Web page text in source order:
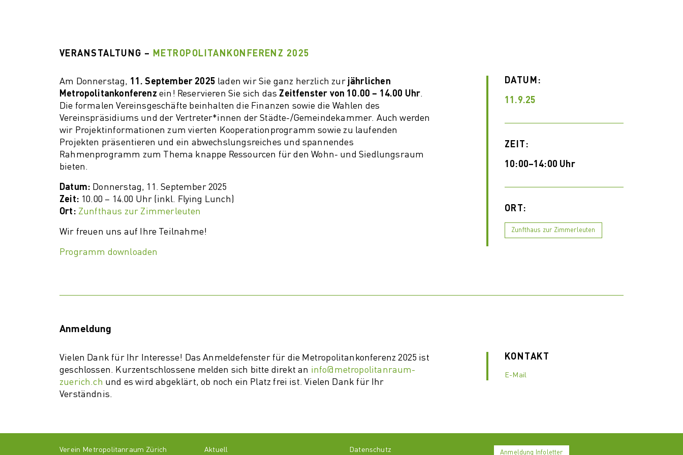
VERANSTALTUNG – METROPOLITANKONFERENZ 2025
Am Donnerstag, 11. September 2025 laden wir Sie ganz herzlich zur jährlichen
Metropolitankonferenz ein! Reservieren Sie sich das Zeitfenster von 10.00 – 14.00 Uhr.
Die formalen Vereinsgeschäfte beinhalten die Finanzen sowie die Wahlen des
Vereinspräsidiums und der Vertreter*innen der Städte-/Gemeindekammer. Auch werden
wir Projektinformationen zum vierten Kooperationprogramm sowie zu laufenden
Projekten präsentieren und ein abwechslungsreiches und spannendes
Rahmenprogramm zum Thema knappe Ressourcen für den Wohn- und Siedlungsraum
bieten.
Datum: Donnerstag, 11. September 2025
Zeit: 10.00 – 14.00 Uhr (inkl. Flying Lunch)
Ort: Zunfthaus zur Zimmerleuten
Wir freuen uns auf Ihre Teilnahme!
Programm downloaden
DATUM:
11.9.25
ZEIT:
10:00–14:00 Uhr
ORT:
Zunfthaus zur Zimmerleuten
Anmeldung
Vielen Dank für Ihr Interesse! Das Anmeldefenster für die Metropolitankonferenz 2025 ist
geschlossen. Kurzentschlossene melden sich bitte direkt an info@metropolitanraum-
zuerich.ch und es wird abgeklärt, ob noch ein Platz frei ist. Vielen Dank für Ihr
Verständnis.
KONTAKT
E-Mail
Verein Metropolitanraum Zürich Aktuell Datenschutz Anmeldung Infoletter